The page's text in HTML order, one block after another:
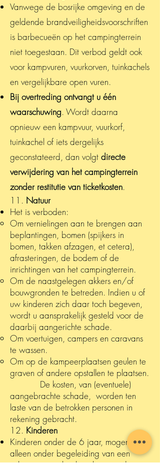
Vanwege de bosrijke omgeving en de
geldende brandveiligheidsvoorschriften
is barbecueën op het campingterrein
niet toegestaan. Dit verbod geldt ook
voor kampvuren, vuurkorven, tuinkachels
en vergelijkbare open vuren.
Bij overtreding ontvangt u één
waarschuwing. Wordt daarna
opnieuw een kampvuur, vuurkorf,
tuinkachel of iets dergelijks
geconstateerd, dan volgt directe
verwijdering van het campingterrein
zonder restitutie van ticketkosten.
11. Natuur
Het is verboden:
Om vernielingen aan te brengen aan
beplantingen, bomen (spijkers in
bomen, takken afzagen, et cetera),
afrasteringen, de bodem of de
inrichtingen van het campingterrein.
Om de naastgelegen akkers en/of
bouwgronden te betreden. Indien u of
uw kinderen zich daar toch begeven,
wordt u aansprakelijk gesteld voor de
daarbij aangerichte schade.
Om voertuigen, campers en caravans
te wassen.
Om op de kampeerplaatsen geulen te
graven of andere opstallen te plaatsen.
De kosten, van (eventuele)
aangebrachte schade, worden ten
laste van de betrokken personen in
rekening gebracht.
12. Kinderen
Kinderen onder de 6 jaar, mogen
alleen onder begeleiding van een
volwassene gebruik maken van de